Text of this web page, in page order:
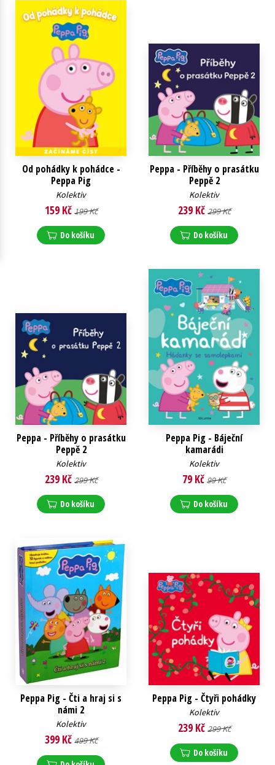
Young adult (SK)
Zahraniční literatura
Všechny tituly
Od pohádky k pohádce -
Peppa Pig
Kolektiv
159 Kč 199 Kč
Do košíku
Peppa - Příběhy o prasátku
Peppě 2
Kolektiv
239 Kč 299 Kč
Do košíku
Peppa - Příběhy o prasátku
Peppě 2
Kolektiv
239 Kč 299 Kč
Do košíku
Peppa Pig - Báječní
kamarádi
Kolektiv
79 Kč 99 Kč
Do košíku
Peppa Pig - Čti a hraj si s
námi 2
Kolektiv
399 Kč 499 Kč
Peppa Pig - Čtyři pohádky
Kolektiv
239 Kč 299 Kč
Do košíku